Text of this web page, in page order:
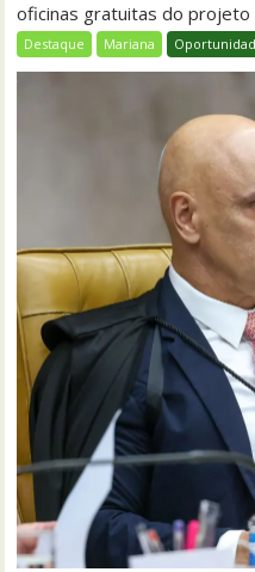
oficinas gratuitas do projeto
Destaque Mariana